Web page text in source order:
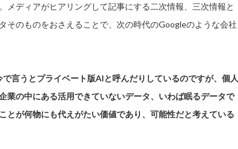
メディアがヒアリングして記事にする二次情報、三次情報と
そのものをおさえることで、次の時代のGoogleのような会社
言うとプライベート版AIと呼んだりしているのですが、個人
業の中にある活用できていないデータ、いわば眠るデータで
とが何物にも代えがたい価値であり、可能性だと考えている